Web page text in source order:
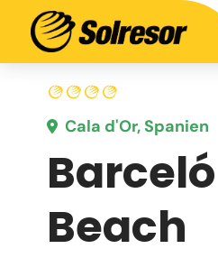
Cala d'Or, Spanien
Beach